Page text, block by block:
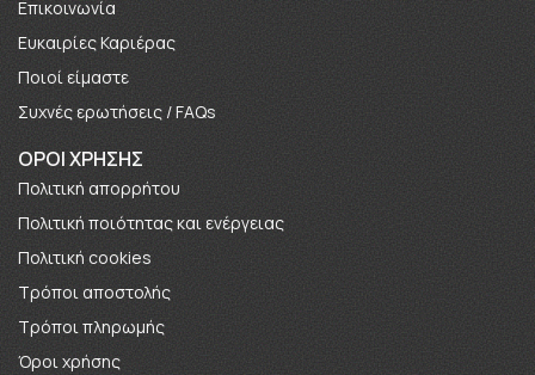
Επικοινωνία
Ευκαιρίες Καριέρας
Πoιοί είμαστε
Συχνές ερωτήσεις / FAQs
ΟΡΟΙ ΧΡΗΣΗΣ
Πολιτική απορρήτου
Πολιτική ποιότητας και ενέργειας
Πολιτική cookies
Τρόποι αποστολής
Τρόποι πληρωμής
Όροι χρήσης